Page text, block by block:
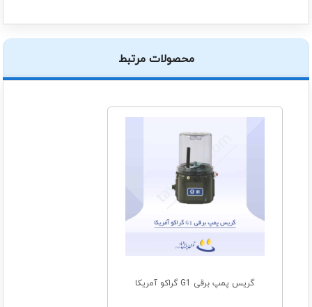
محصولات مرتبط
گریس پمپ برقی G1 گراکو آمریکا